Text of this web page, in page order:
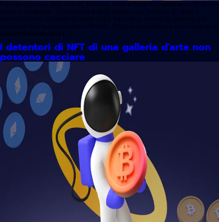
Il leader mondiale degli scambi, Binance, torna in forze nel nuovo anno 2025 con
Binance Megadrop, il programma airdrop pensato per premiare gli utenti e
democratizzare l'accesso da aprile 2024. Per il terzo airdrop da gennaio, è il
protocollo Solv ad essere sotto i riflettori, SOLV, una piattaforma che consente lo
staking di Bitcoin, mira […]
I detentori di NFT di una galleria d'arte non
possono cacciare